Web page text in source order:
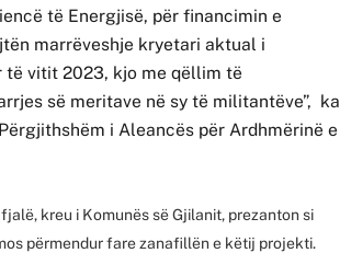
të Energjisë, për financimin e
marrëveshje kryetari aktual i
të vitit 2023, kjo me qëllim të
së meritave në sy të militantëve”, ka
i Aleancës për Ardhmërinë e
kreu i Komunës së Gjilanit, prezanton si
përmendur fare zanafillën e këtij projekti.